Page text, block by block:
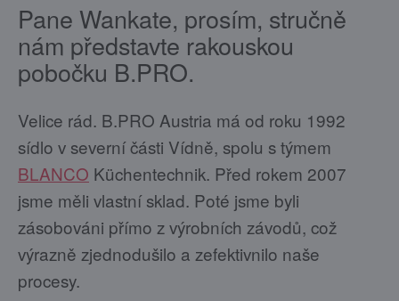
Pane Wankate, prosím, stručně
nám představte rakouskou
pobočku B.PRO.
Velice rád. B.PRO Austria má od roku 1992
sídlo v severní části Vídně, spolu s týmem
BLANCO Küchentechnik. Před rokem 2007
jsme měli vlastní sklad. Poté jsme byli
zásobováni přímo z výrobních závodů, což
výrazně zjednodušilo a zefektivnilo naše
procesy.